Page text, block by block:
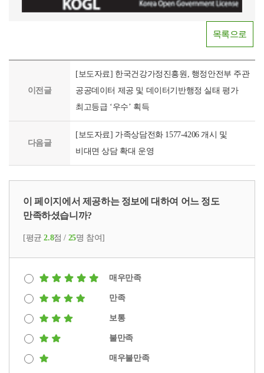
목록으로
이전글
[보도자료] 한국건강가정진흥원, 행정안전부 주관
공공데이터 제공 및 데이터기반행정 실태 평가
최고등급 ‘우수’ 획득
다음글
[보도자료] 가족상담전화 1577-4206 개시 및
비대면 상담 확대 운영
이 페이지에서 제공하는 정보에 대하여 어느 정도
만족하셨습니까?
[평균2.8점 / 25명 참여]
매우만족
만족
보통
불만족
매우불만족